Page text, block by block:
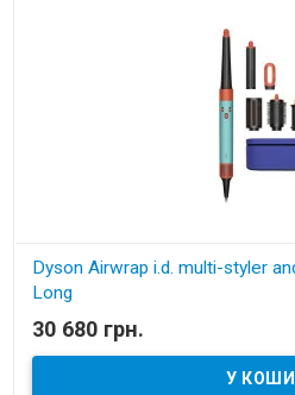
Dyson Airwrap i.d. multi-styler
Long
В наявності
Мультистайлер для довгого
30 680 грн.